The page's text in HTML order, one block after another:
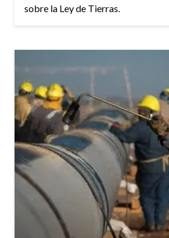
sobre la Ley de Tierras.